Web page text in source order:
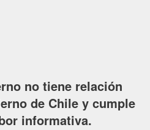
no tiene relación
de Chile y cumple
informativa.